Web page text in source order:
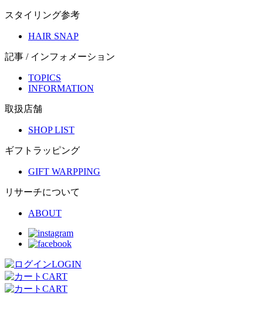
スタイリング参考
HAIR SNAP
記事 / インフォメーション
TOPICS
INFORMATION
取扱店舗
SHOP LIST
ギフトラッピング
GIFT WARPPING
リサーチについて
ABOUT
LOGIN
CART
CART